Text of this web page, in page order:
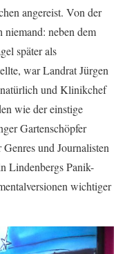
angereist. Von der
neben dem
später als
war Landrat Jürgen
und Klinikchef
wie der einstige
Gartenschöpfer
und Journalisten
Lindenbergs Panik-
wichtiger